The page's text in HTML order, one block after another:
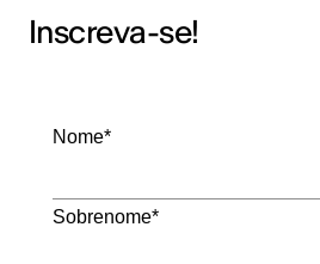
Inscreva-se!
Nome*
Sobrenome*